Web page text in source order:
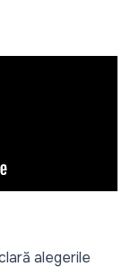
alegerile